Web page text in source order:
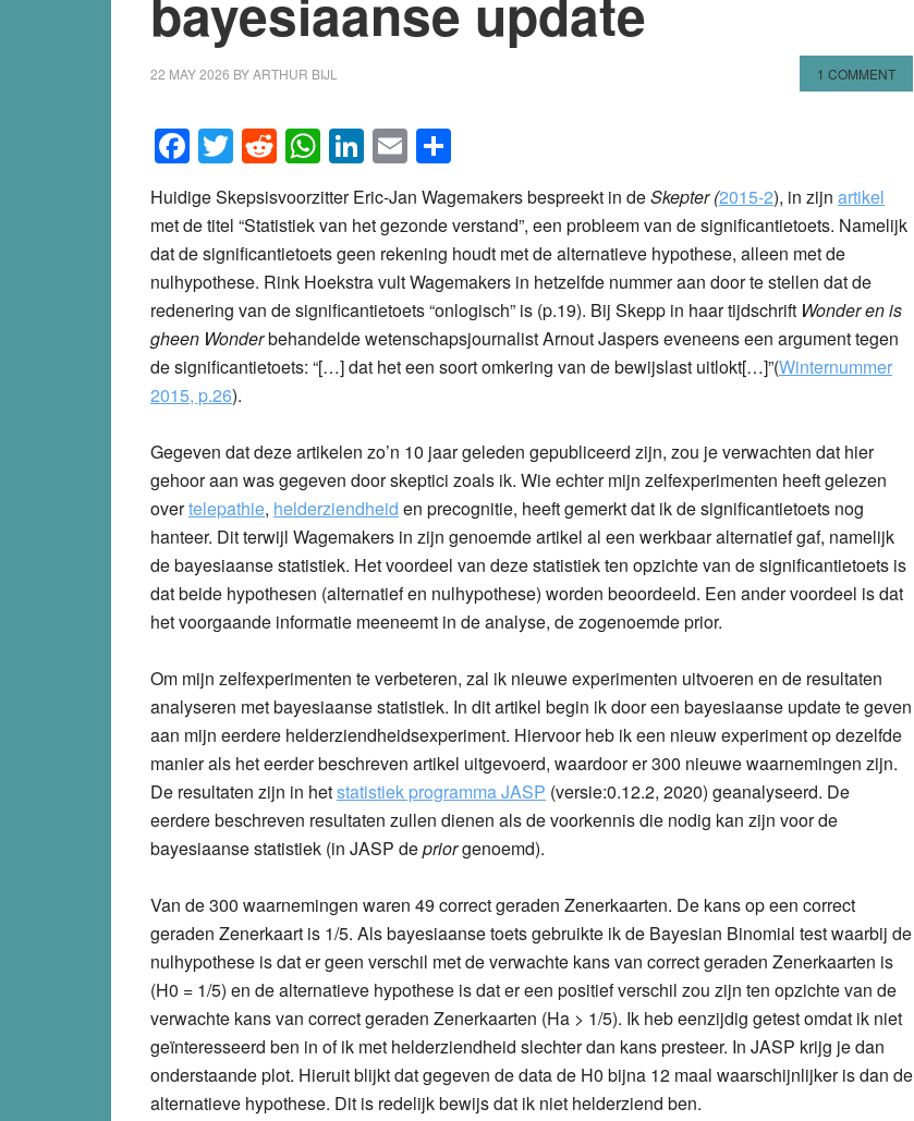
22 MAY 2026 BYARTHUR BIJL 1 COMMENT
Facebook
Twitter
Reddit
WhatsApp
LinkedIn
Email
Huidige Skepsisvoorzitter Eric-Jan Wagemakers bespreekt in deSkepter (2015-2), in zijn artikel
met de titel “Statistiek van het gezonde verstand”, een probleem van de significantietoets. Namelijk
dat de significantietoets geen rekening houdt met de alternatieve hypothese, alleen met de
nulhypothese. Rink Hoekstra vult Wagemakers in hetzelfde nummer aan door te stellen dat de
redenering van de significantietoets “onlogisch” is (p.19). Bij Skepp in haar tijdschrift Wonder en is
gheen Wonderbehandelde wetenschapsjournalist Arnout Jaspers eveneens een argument tegen
de significantietoets: “[…] dat het een soort omkering van de bewijslast uitlokt[…]”(Winternummer
2015, p.26).
Gegeven dat deze artikelen zo’n 10 jaar geleden gepubliceerd zijn, zou je verwachten dat hier
gehoor aan was gegeven door skeptici zoals ik. Wie echter mijn zelfexperimenten heeft gelezen
overtelepathie, helderziendheid en precognitie, heeft gemerkt dat ik de significantietoets nog
hanteer. Dit terwijl Wagemakers in zijn genoemde artikel al een werkbaar alternatief gaf, namelijk
de bayesiaanse statistiek. Het voordeel van deze statistiek ten opzichte van de significantietoets is
dat beide hypothesen (alternatief en nulhypothese) worden beoordeeld. Een ander voordeel is dat
het voorgaande informatie meeneemt in de analyse, de zogenoemde prior.
Om mijn zelfexperimenten te verbeteren, zal ik nieuwe experimenten uitvoeren en de resultaten
analyseren met bayesiaanse statistiek. In dit artikel begin ik door een bayesiaanse update te geven
aan mijn eerdere helderziendheidsexperiment. Hiervoor heb ik een nieuw experiment op dezelfde
manier als het eerder beschreven artikel uitgevoerd, waardoor er 300 nieuwe waarnemingen zijn.
De resultaten zijn in hetstatistiek programma JASP (versie:0.12.2, 2020) geanalyseerd. De
eerdere beschreven resultaten zullen dienen als de voorkennis die nodig kan zijn voor de
bayesiaanse statistiek (in JASP depriorgenoemd).
Van de 300 waarnemingen waren 49 correct geraden Zenerkaarten. De kans op een correct
geraden Zenerkaart is 1/5. Als bayesiaanse toets gebruikte ik de Bayesian Binomial test waarbij de
nulhypothese is dat er geen verschil met de verwachte kans van correct geraden Zenerkaarten is
(H0 = 1/5) en de alternatieve hypothese is dat er een positief verschil zou zijn ten opzichte van de
verwachte kans van correct geraden Zenerkaarten (Ha > 1/5). Ik heb eenzijdig getest omdat ik niet
geïnteresseerd ben in of ik met helderziendheid slechter dan kans presteer. In JASP krijg je dan
onderstaande plot. Hieruit blijkt dat gegeven de data de H0 bijna 12 maal waarschijnlijker is dan de
alternatieve hypothese. Dit is redelijk bewijs dat ik niet helderziend ben.